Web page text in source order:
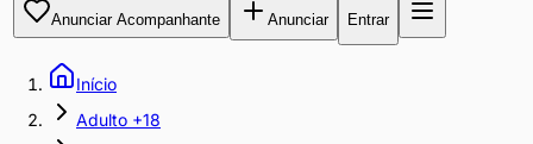
Anunciar Acompanhante Anunciar Entrar
Início
Adulto +18